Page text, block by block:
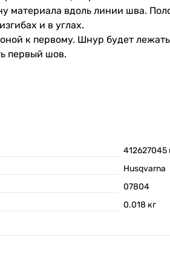
материала вдоль линии шва.
и в углах.
к первому. Шнур будет
первый шов.
412627045
Husqvarna
07804
0.018 кг